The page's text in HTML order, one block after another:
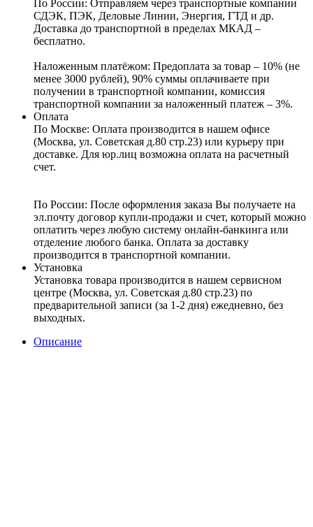
По России: Отправляем через транспортные компании
СДЭК, ПЭК, Деловые Линии, Энергия, ГТД и др.
Доставка до транспортной в пределах МКАД –
бесплатно.
Наложенным платёжом: Предоплата за товар – 10% (не
менее 3000 рублей), 90% суммы оплачиваете при
получении в транспортной компании, комиссия
транспортной компании за наложенный платеж – 3%.
Оплата
По Москве: Оплата производится в нашем офисе
(Москва, ул. Советская д.80 стр.23) или курьеру при
доставке. Для юр.лиц возможна оплата на расчетный
счет.
По России: После оформления заказа Вы получаете на
эл.почту договор купли-продажи и счет, который можно
оплатить через любую систему онлайн-банкинга или
отделение любого банка. Оплата за доставку
производится в транспортной компании.
Установка
Установка товара производится в нашем сервисном
центре (Москва, ул. Советская д.80 стр.23) по
предварительной записи (за 1-2 дня) ежедневно, без
выходных.
Описание